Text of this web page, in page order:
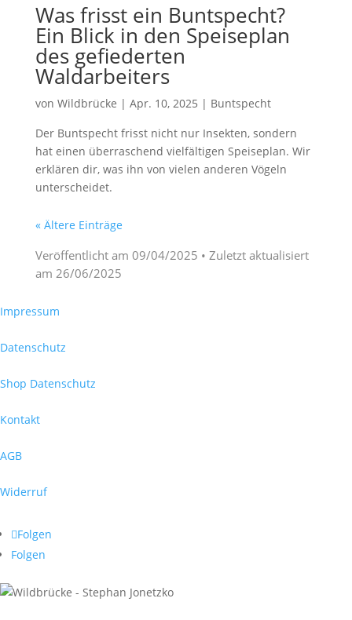
Was frisst ein Buntspecht?
Ein Blick in den Speiseplan
des gefiederten
Waldarbeiters
von Wildbrücke | Apr. 10, 2025 | Buntspecht
Der Buntspecht frisst nicht nur Insekten, sondern
hat einen überraschend vielfältigen Speiseplan. Wir
erklären dir, was ihn von vielen anderen Vögeln
unterscheidet.
« Ältere Einträge
Veröffentlicht am 09/04/2025 • Zuletzt aktualisiert
am 26/06/2025
Impressum
Datenschutz
Shop Datenschutz
Kontakt
AGB
Widerruf
Folgen
Folgen